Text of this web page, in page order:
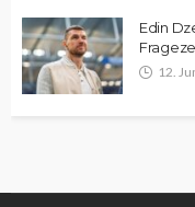
Edin
12.